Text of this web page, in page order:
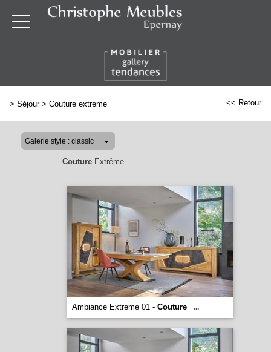
> Séjour> Couture extreme << Retour
CoutureExtrême
Ambiance Extreme 01 - Couture ...